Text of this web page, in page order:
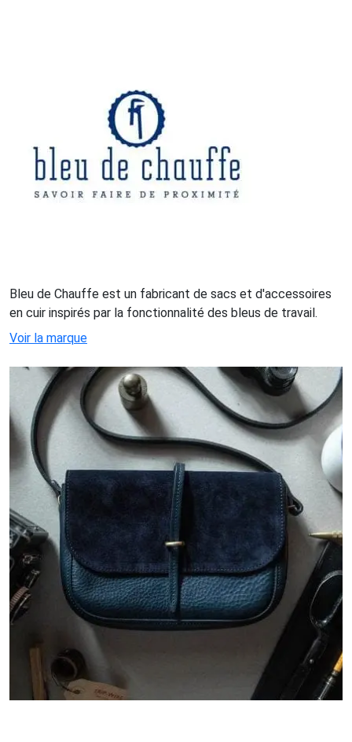
Bleu de Chauffe est un fabricant de sacs et d'accessoires
en cuir inspirés par la fonctionnalité des bleus de travail.
Voir la marque